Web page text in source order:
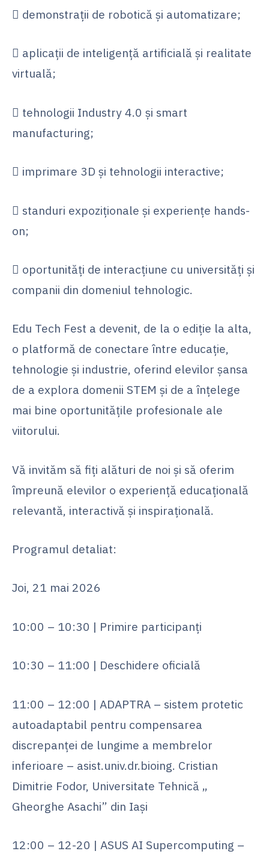
 demonstrații de robotică și automatizare;
 aplicații de inteligență artificială și realitate
virtuală;
 tehnologii Industry 4.0 și smart
manufacturing;
 imprimare 3D și tehnologii interactive;
 standuri expoziționale și experiențe hands-
on;
 oportunități de interacțiune cu universități și
companii din domeniul tehnologic.
Edu Tech Fest a devenit, de la o ediție la alta,
o platformă de conectare între educație,
tehnologie și industrie, oferind elevilor șansa
de a explora domenii STEM și de a înțelege
mai bine oportunitățile profesionale ale
viitorului.
Vă invităm să fiți alături de noi și să oferim
împreună elevilor o experiență educațională
relevantă, interactivă și inspirațională.
Programul detaliat:
Joi, 21 mai 2026
10:00 – 10:30 | Primire participanți
10:30 – 11:00 | Deschidere oficială
11:00 – 12:00 | ADAPTRA – sistem protetic
autoadaptabil pentru compensarea
discrepanței de lungime a membrelor
inferioare – asist.univ.dr.bioing. Cristian
Dimitrie Fodor, Universitate Tehnică „
Gheorghe Asachi” din Iași
12:00 – 12-20 | ASUS AI Supercomputing –